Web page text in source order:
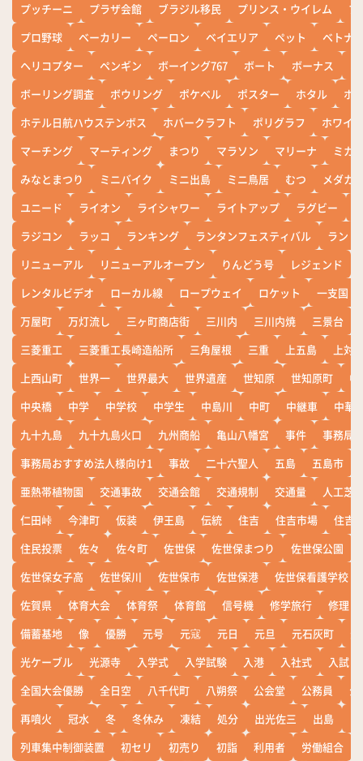
プッチーニ
プラザ会館 ブラジル移民 プリンス・ウイレム
ブ
プロ野球
ベーカリー ペーロン ベイエリア ペット
ベトナ
ヘリコプター
ペンギン ボーイング767 ボート ボーナス
ボーリング調査
ボウリング ポケベル ポスター ホタル
ホ
ホテル日航ハウステンボス
ホバークラフト ポリグラフ
ホワイ
マーチング
マーティング まつり マラソン マリーナ
ミカ
みなとまつり
ミニバイク ミニ出島 ミニ鳥居 むつ
メダカ
ユニード
ライオン ライシャワー ライトアップ ラグビー
ラジコン
ラッコ ランキング ランタンフェスティバル
ランド
リニューアル
リニューアルオープン りんどう号 レジェンド
レンタルビデオ
ローカル線 ロープウェイ ロケット
一支国
万屋町
万灯流し 三ヶ町商店街 三川内 三川内焼 三景台
三菱重工
三菱重工長崎造船所 三角屋根 三重 上五島
上対
上西山町
世界一 世界最大 世界遺産 世知原 世知原町
中
中央橋
中学 中学校 中学生 中島川 中町 中継車
中華
九十九島
九十九島火口 九州商船 亀山八幡宮 事件
事務局
事務局おすすめ法人様向け1
事故 二十六聖人 五島 五島市
亜熱帯植物園
交通事故 交通会館 交通規制 交通量
人工芝
仁田峠
今津町 仮装 伊王島 伝統 住吉 住吉市場
住吉
住民投票
佐々 佐々町 佐世保 佐世保まつり 佐世保公園
佐世保女子高
佐世保川 佐世保市 佐世保港
佐世保看護学校
佐賀県
体育大会 体育祭 体育館 信号機 修学旅行
修理
備蓄基地
像 優勝 元号 元寇 元日 元旦 元石灰町
光ケーブル
光源寺 入学式 入学試験 入港 入社式
入試
全国大会優勝
全日空 八千代町 八朔祭 公会堂 公務員
公
再噴火
冠水 冬 冬休み 凍結 処分 出光佐三 出島
列車集中制御装置
初セリ 初売り 初詣 利用者 労働組合